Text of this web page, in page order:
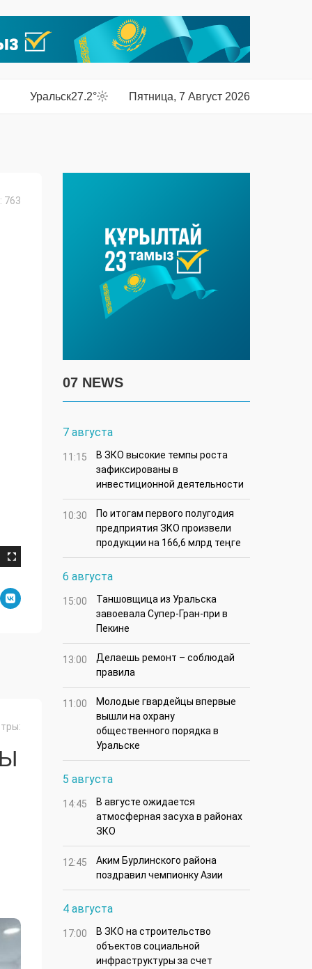
Уральск27.2° Пятница, 7 Август 2026
763
07 NEWS
7 августа
11:15
В ЗКО высокие темпы роста
зафиксированы в
инвестиционной деятельности
10:30
По итогам первого полугодия
предприятия ЗКО произвели
продукции на 166,6 млрд теңге
6 августа
15:00
Таншовщица из Уральска
завоевала Супер-Гран-при в
Пекине
13:00
Делаешь ремонт – соблюдай
правила
11:00
Молодые гвардейцы впервые
вышли на охрану
общественного порядка в
Уральске
5 августа
14:45
В августе ожидается
атмосферная засуха в районах
ЗКО
12:45
Аким Бурлинского района
поздравил чемпионку Азии
4 августа
17:00
В ЗКО на строительство
объектов социальной
инфраструктуры за счет